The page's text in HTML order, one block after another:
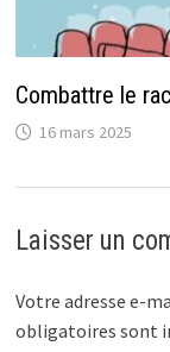
Combattre le
16 mars 2025
Laisser un
Votre adresse e-
obligatoires sont